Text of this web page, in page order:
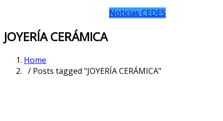
Noticias CEDES
JOYERÍA CERÁMICA
Home
/ Posts tagged "JOYERÍA CERÁMICA"